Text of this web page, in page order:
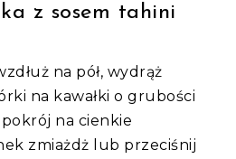
z sosem tahini
na pół, wydrąż
na kawałki o grubości
na cienkie
zmiażdż lub przeciśnij